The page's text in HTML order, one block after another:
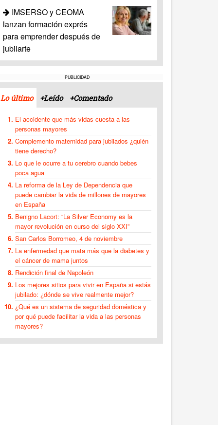
IMSERSO y CEOMA
lanzan formación exprés
para emprender después de
jubilarte
PUBLICIDAD
Lo último +Leído +Comentado
El accidente que más vidas cuesta a las
personas mayores
Complemento maternidad para jubilados ¿quién
tiene derecho?
Lo que le ocurre a tu cerebro cuando bebes
poca agua
La reforma de la Ley de Dependencia que
puede cambiar la vida de millones de mayores
en España
Benigno Lacort: “La Silver Economy es la
mayor revolución en curso del siglo XXI”
San Carlos Borromeo, 4 de noviembre
La enfermedad que mata más que la diabetes y
el cáncer de mama juntos
Rendición final de Napoleón
Los mejores sitios para vivir en España si estás
jubilado: ¿dónde se vive realmente mejor?
¿Qué es un sistema de seguridad doméstica y
por qué puede facilitar la vida a las personas
mayores?